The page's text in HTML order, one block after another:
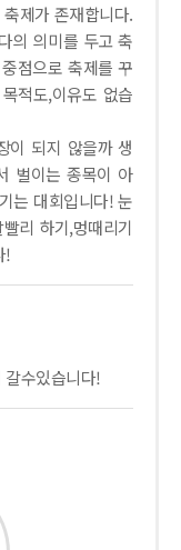
제가 존재합니다.
의 의미를 두고 축
점으로 축제를 꾸
적도,이유도 없습
이 되지 않을까 생
벌이는 종목이 아
는 대회입니다! 눈
리 하기,멍때리기
!
갈수있습니다!